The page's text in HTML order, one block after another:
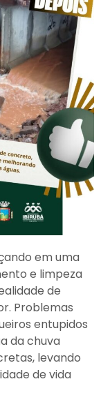
em uma
e limpeza
de
Problemas
entupidos
da chuva
levando
de vida